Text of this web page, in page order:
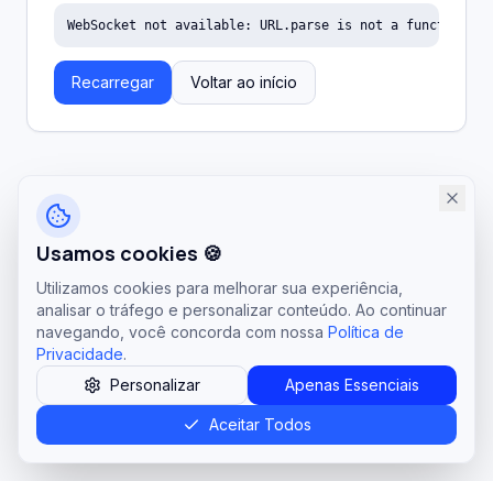
WebSocket not available: URL.parse is not a function
Recarregar Voltar ao início
Usamos cookies 🍪
Utilizamos cookies para melhorar sua experiência,
analisar o tráfego e personalizar conteúdo. Ao continuar
navegando, você concorda com nossa Política de
Privacidade.
Personalizar
Apenas Essenciais
Aceitar Todos